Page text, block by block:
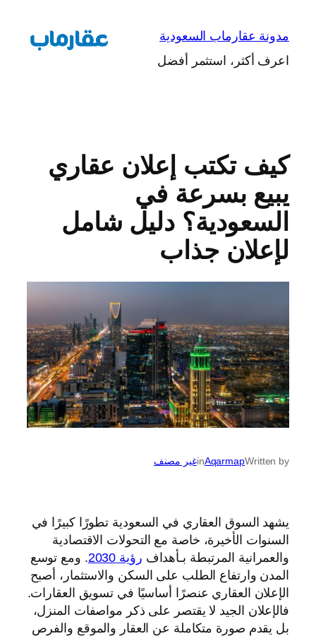
مدونة عقارماب السعودية
اعرف أكثر، استثمر أفضل
كيف تكتب إعلان عقاري
يبيع بسرعة في
السعودية؟ دليل شامل
لإعلان جذاب
Written by
Aqarmap
inغير مصنف
يشهد السوق العقاري في السعودية تطورًا كبيرًا في
السنوات الأخيرة، خاصة مع التحولات الاقتصادية
والعمرانية المرتبطة بـأهداف رؤية 2030
. ومع توسع
المدن وارتفاع الطلب على السكن والاستثمار، أصبح
الإعلان العقاري عنصرًا أساسيًا في تسويق العقارات.
فالإعلان الجيد لا يقتصر على ذكر مواصفات المنزل،
بل يقدم صورة متكاملة عن العقار والموقع والفرص